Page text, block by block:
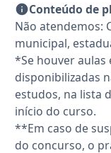
Conteúdo de
Não atendemos:
municipal,
*Se houver aulas
disponibilizadas
estudos, na lista
início do curso.
**Em caso de
do concurso, o